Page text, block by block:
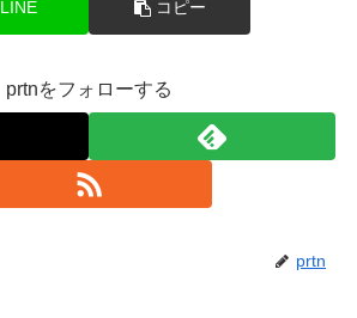
LINE コピー
prtnをフォローする
prtn